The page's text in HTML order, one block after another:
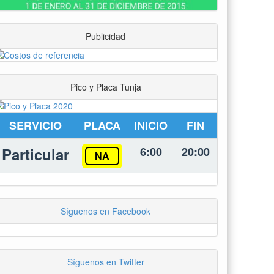
Publicidad
Pico y Placa Tunja
SERVICIO PLACA INICIO FIN
Particular NA 6:00 20:00
Síguenos en Facebook
Síguenos en Twitter